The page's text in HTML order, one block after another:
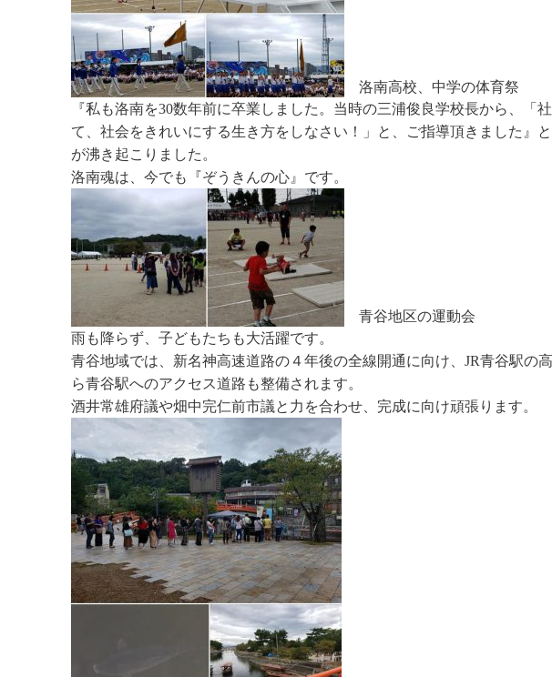
洛南高校、中学の体育祭
『私も洛南を30数年前に卒業しました。当時の三浦俊良学校長から、「
て、社会をきれいにする生き方をしなさい！」と、ご指導頂きました』
が沸き起こりました。
洛南魂は、今でも『ぞうきんの心』です。
青谷地区の運動会
雨も降らず、子どもたちも大活躍です。
青谷地域では、新名神高速道路の４年後の全線開通に向け、JR青谷駅の
ら青谷駅へのアクセス道路も整備されます。
酒井常雄府議や畑中完仁前市議と力を合わせ、完成に向け頑張ります。